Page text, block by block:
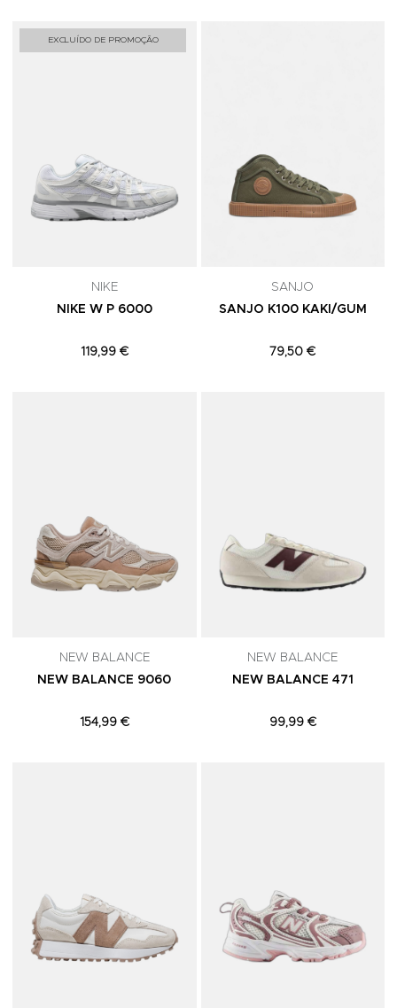
EXCLUÍDO DE PROMOÇÃO
NIKE
NIKE W P 6000
119,99 €
SANJO
SANJO K100 KAKI/GUM
79,50 €
NEW BALANCE
NEW BALANCE 9060
154,99 €
NEW BALANCE
NEW BALANCE 471
99,99 €